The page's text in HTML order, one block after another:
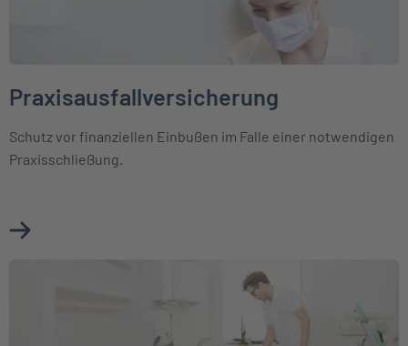
Praxisausfallversicherung
Schutz vor finanziellen Einbußen im Falle einer notwendigen
Praxisschließung.
Mehr über Praxisausfallversicherung erfahren